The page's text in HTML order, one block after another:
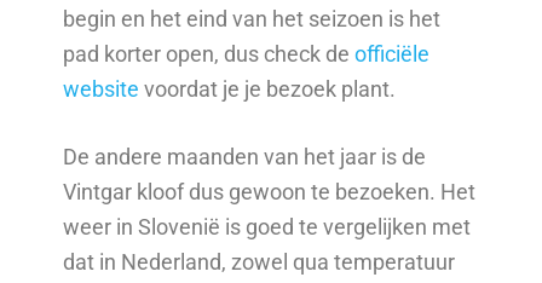
begin en het eind van het seizoen is het
pad korter open, dus check deofficiële
website voordat je je bezoek plant.
De andere maanden van het jaar is de
Vintgar kloof dus gewoon te bezoeken. Het
weer in Slovenië is goed te vergelijken met
dat in Nederland, zowel qua temperatuur